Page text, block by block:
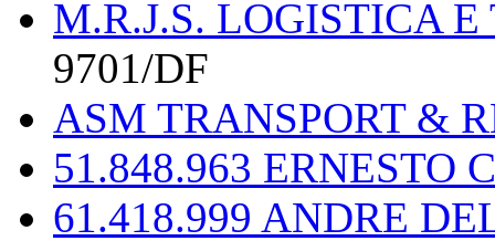
M.R.J.S. LOGISTICA
9701/DF
ASM TRANSPORT &
51.848.963 ERNESTO
61.418.999 ANDRE